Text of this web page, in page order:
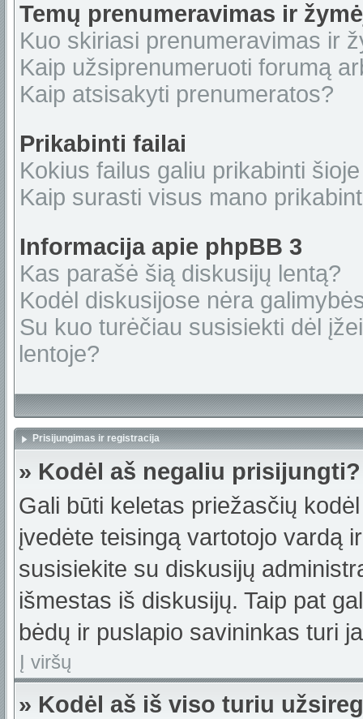
Temų prenumeravimas ir
Kuo skiriasi prenumeravimas ir
Kaip užsiprenumeruoti forumą
Kaip atsisakyti prenumeratos?
Prikabinti failai
Kokius failus galiu prikabinti
Kaip surasti visus mano
Informacija apie phpBB 3
Kas parašė šią diskusijų lentą?
Kodėl diskusijose nėra
Su kuo turėčiau susisiekti dėl
lentoje?
Prisijungimas ir registracija
» Kodėl aš negaliu prisijungti?
Gali būti keletas priežasčių
įvedėte teisingą vartotojo vardą
susisiekite su diskusijų
išmestas iš diskusijų. Taip pat
bėdų ir puslapio savininkas turi
Į viršų
» Kodėl aš iš viso turiu